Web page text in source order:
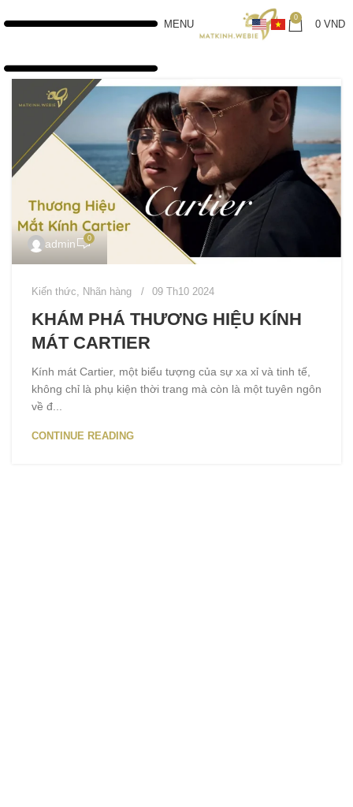
MENU
0
0 VND
admin 0
Kiến thức, Nhãn hàng 09 Th10 2024
KHÁM PHÁ THƯƠNG HIỆU KÍNH
MÁT CARTIER
Kính mát Cartier, một biểu tượng của sự xa xỉ và tinh tế,
không chỉ là phụ kiện thời trang mà còn là một tuyên ngôn
về đ...
CONTINUE READING